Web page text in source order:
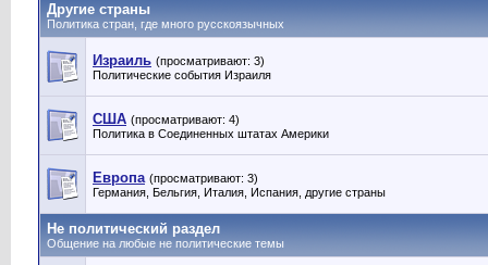
Другие страны
Политика стран, где много русскоязычных
Израиль (просматривают: 3)
Политические события Израиля
США (просматривают: 4)
Политика в Соединенных штатах Америки
Европа (просматривают: 3)
Германия, Бельгия, Италия, Испания, другие страны
Не политический раздел
Общение на любые не политические темы